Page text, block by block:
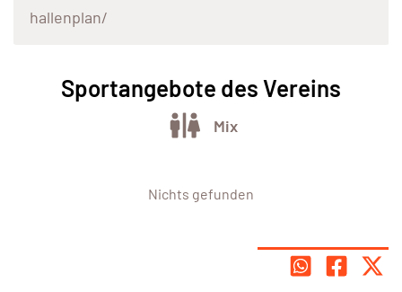
hallenplan/
Sportangebote des Vereins
Mix
Nichts gefunden